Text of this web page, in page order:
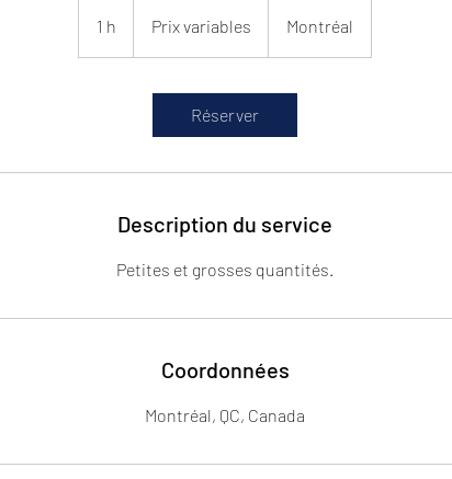
1 h Prix variables Montréal
Réserver
Description du service
Petites et grosses quantités.
Coordonnées
Montréal, QC, Canada